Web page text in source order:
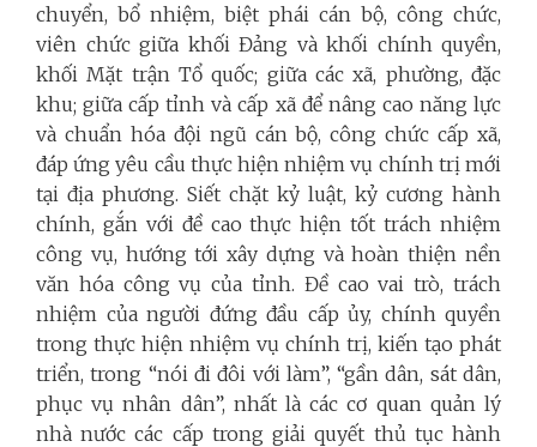
chuyển, bổ nhiệm, biệt phái cán bộ, công chức,
viên chức giữa khối Đảng và khối chính quyền,
khối Mặt trận Tổ quốc; giữa các xã, phường, đặc
khu; giữa cấp tỉnh và cấp xã để nâng cao năng lực
và chuẩn hóa đội ngũ cán bộ, công chức cấp xã,
đáp ứng yêu cầu thực hiện nhiệm vụ chính trị mới
tại địa phương. Siết chặt kỷ luật, kỷ cương hành
chính, gắn với đề cao thực hiện tốt trách nhiệm
công vụ, hướng tới xây dựng và hoàn thiện nền
văn hóa công vụ của tỉnh. Đề cao vai trò, trách
nhiệm của người đứng đầu cấp ủy, chính quyền
trong thực hiện nhiệm vụ chính trị, kiến tạo phát
triển, trong “nói đi đôi với làm”, “gần dân, sát dân,
phục vụ nhân dân”, nhất là các cơ quan quản lý
nhà nước các cấp trong giải quyết thủ tục hành